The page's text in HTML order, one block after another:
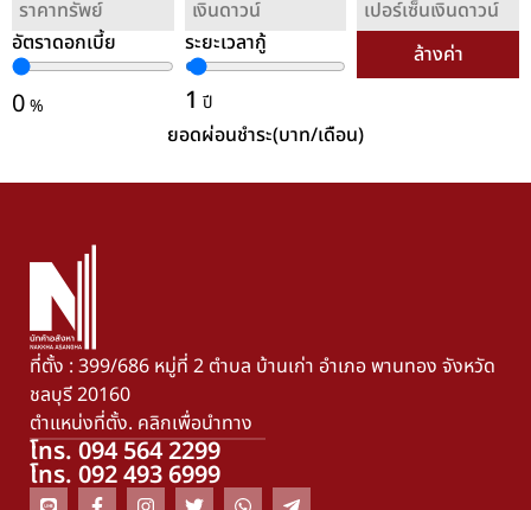
อัตราดอกเบี้ย
0%
ระยะเวลากู้
1 ปี
ล้างค่า
ยอดผ่อนชำระ(บาท/เดือน)
ที่ตั้ง : 399/686 หมู่ที่ 2 ตำบล บ้านเก่า อำเภอ พานทอง จังหวัด
ชลบุรี 20160
ตำแหน่งที่ตั้ง. คลิกเพื่อนำทาง
โทร. 094 564 2299
โทร. 092 493 6999